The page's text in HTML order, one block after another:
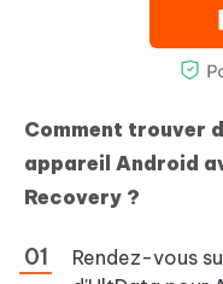
Comment trouver
appareil Android
Recovery ?
Rendez-vous